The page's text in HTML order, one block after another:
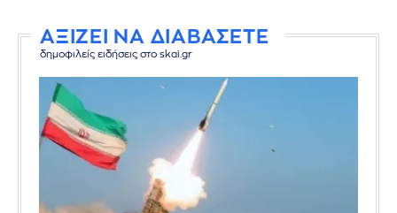
ΑΞΙΖΕΙ ΝΑ ΔΙΑΒΑΣΕΤΕ
δημοφιλείς ειδήσεις στο skai.gr